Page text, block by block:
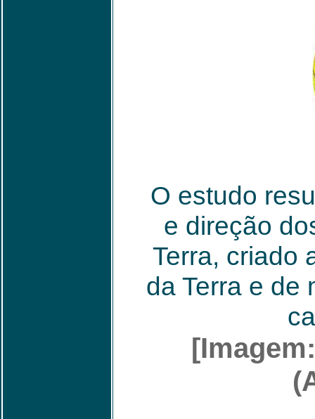
O estudo
e direção
Terra, criado
da Terra e de